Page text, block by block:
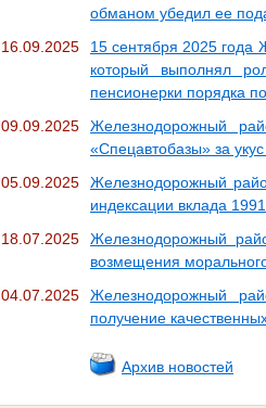
обманом убедил ее
16.09.2025
15 сентября 2025 года
который выполнял
пенсионерки порядка
09.09.2025
Железнодорожный
«Спецавтобазы» за
05.09.2025
Железнодорожный
индексации вклада
18.07.2025
Железнодорожный
возмещения
04.07.2025
Железнодорожный
получение
Архив новостей